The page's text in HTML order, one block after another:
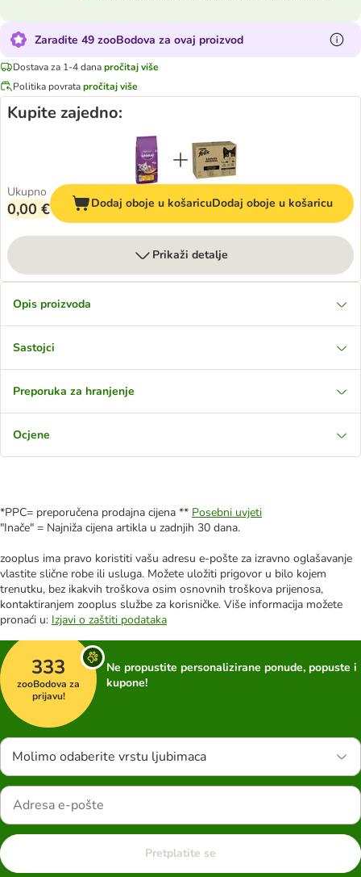
Zaradite 49 zooBodova za ovaj proizvod
Dostava za 1-4 danapročitaj više
Politika povratapročitaj više
Kupite zajedno:
Ukupno
0,00 € Dodaj oboje u košaricuDodaj oboje u košaricu
Prikaži detalje
Opis proizvoda
Sastojci
Preporuka za hranjenje
Ocjene
*PPC= preporučena prodajna cijena ** Posebni uvjeti
"Inače" = Najniža cijena artikla u zadnjih 30 dana.
zooplus ima pravo koristiti vašu adresu e-pošte za izravno oglašavanje
vlastite slične robe ili usluga. Možete uložiti prigovor u bilo kojem
trenutku, bez ikakvih troškova osim osnovnih troškova prijenosa,
kontaktiranjem zooplus službe za korisničke. Više informacija možete
pronaći u: Izjavi o zaštiti podataka
333
zooBodova za
prijavu!
Ne propustite personalizirane ponude, popuste i
kupone!
Molimo odaberite vrstu ljubimaca
Pretplatite se